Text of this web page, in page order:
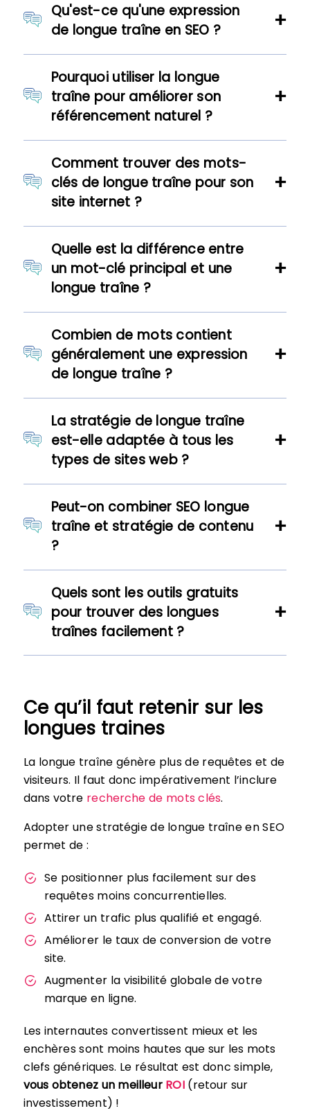
Qu'est-ce qu'une expression
de longue traîne en SEO ?
Pourquoi utiliser la longue
traîne pour améliorer son
référencement naturel ?
Comment trouver des mots-
clés de longue traîne pour son
site internet ?
Quelle est la différence entre
un mot-clé principal et une
longue traîne ?
Combien de mots contient
généralement une expression
de longue traîne ?
La stratégie de longue traîne
est-elle adaptée à tous les
types de sites web ?
Peut-on combiner SEO longue
traîne et stratégie de contenu
?
Quels sont les outils gratuits
pour trouver des longues
traînes facilement ?
Ce qu’il faut retenir sur les
longues traines
La longue traîne génère plus de requêtes et de
visiteurs. Il faut donc impérativement l’inclure
dans votre recherche de mots clés.
Adopter une stratégie de longue traîne en SEO
permet de :
Se positionner plus facilement sur des
requêtes moins concurrentielles.
Attirer un trafic plus qualifié et engagé.
Améliorer le taux de conversion de votre
site.
Augmenter la visibilité globale de votre
marque en ligne.
Les internautes convertissent mieux et les
enchères sont moins hautes que sur les mots
clefs génériques. Le résultat est donc simple,
vous obtenez un meilleur ROI(retour sur
investissement) !